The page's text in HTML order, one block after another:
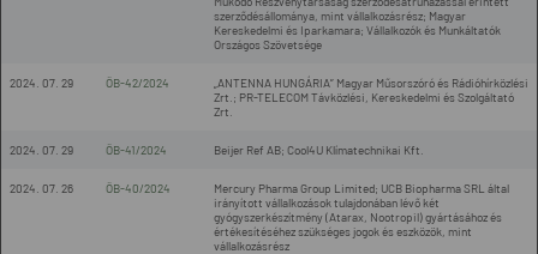
szerződésállománya, mint vállalkozásrész; Magyar
Kereskedelmi és Iparkamara; Vállalkozók és Munkáltatók
Országos Szövetsége
2024. 07. 29 ÖB-42/2024
„ANTENNA HUNGÁRIA” Magyar Műsorszóró és Rádióhírközlési
Zrt.; PR-TELECOM Távközlési, Kereskedelmi és Szolgáltató
Zrt.
2024. 07. 29 ÖB-41/2024 Beijer Ref AB; Cool4U Klímatechnikai Kft.
2024. 07. 26 ÖB-40/2024
Mercury Pharma Group Limited; UCB Biopharma SRL által
irányított vállalkozások tulajdonában lévő két
gyógyszerkészítmény (Atarax, Nootropil) gyártásához és
értékesítéséhez szükséges jogok és eszközök, mint
vállalkozásrész